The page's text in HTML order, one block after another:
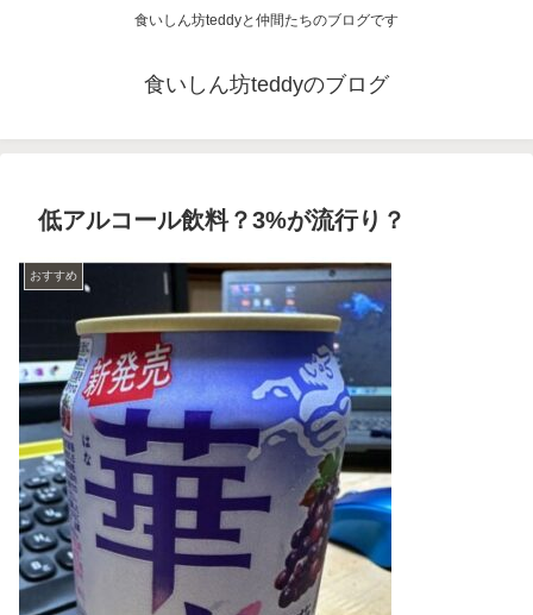
食いしん坊teddyと仲間たちのブログです
食いしん坊teddyのブログ
低アルコール飲料？3%が流行り？
おすすめ